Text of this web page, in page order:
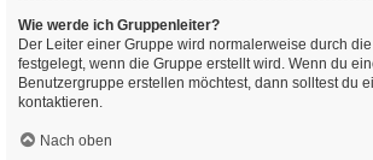
Wie werde ich Gruppenleiter?
Der Leiter einer Gruppe wird normalerweise durch
festgelegt, wenn die Gruppe erstellt wird. Wenn du
Benutzergruppe erstellen möchtest, dann solltest du
kontaktieren.
Nach oben